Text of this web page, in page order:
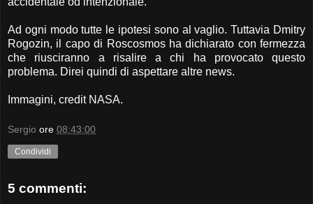
Ad ogni modo tutte le ipotesi sono al vaglio. Tuttavia Dmitry
Rogozin, il capo di Roscosmos ha dichiarato con fermezza
che riusciranno a risalire a chi ha provocato questo
problema. Direi quindi di aspettare altre news.
Immagini, credit NASA.
Sergio ore 08:43:00
Condividi
5 commenti: